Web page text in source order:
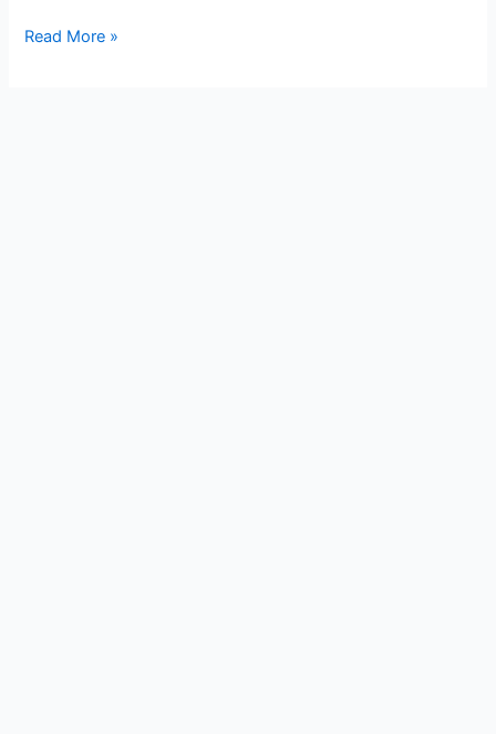
Read More »